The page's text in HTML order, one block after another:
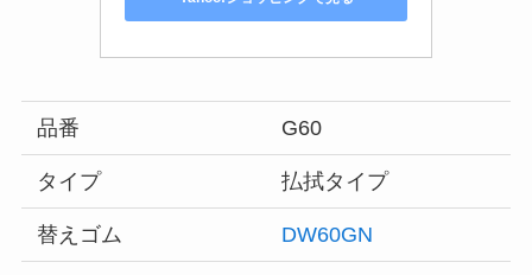
品番 G60
タイプ 払拭タイプ
替えゴム DW60GN